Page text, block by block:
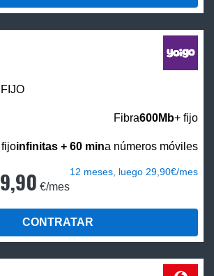
Fibra600Mb+ fijo
fijoinfinitas + 60 mina números móviles
€/mes
12 meses, luego 29,90€/mes
CONTRATAR